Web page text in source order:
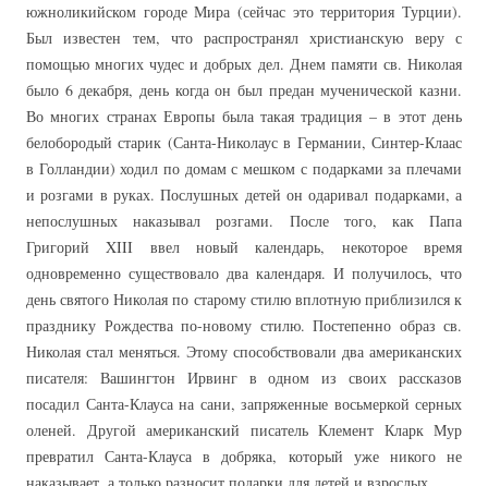
южноликийском городе Мира (сейчас это территория Турции).
Был известен тем, что распространял христианскую веру с
помощью многих чудес и добрых дел. Днем памяти св. Николая
было 6 декабря, день когда он был предан мученической казни.
Во многих странах Европы была такая традиция – в этот день
белобородый старик (Санта-Николаус в Германии, Синтер-Клаас
в Голландии) ходил по домам с мешком с подарками за плечами
и розгами в руках. Послушных детей он одаривал подарками, а
непослушных наказывал розгами. После того, как Папа
Григорий XIII ввел новый календарь, некоторое время
одновременно существовало два календаря. И получилось, что
день святого Николая по старому стилю вплотную приблизился к
празднику Рождества по-новому стилю. Постепенно образ св.
Николая стал меняться. Этому способствовали два американских
писателя: Вашингтон Ирвинг в одном из своих рассказов
посадил Санта-Клауса на сани, запряженные восьмеркой серных
оленей. Другой американский писатель Клемент Кларк Мур
превратил Санта-Клауса в добряка, который уже никого не